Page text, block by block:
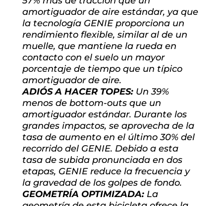
amortiguador de aire estándar, ya que
la tecnología GENIE proporciona un
rendimiento flexible, similar al de un
muelle, que mantiene la rueda en
contacto con el suelo un mayor
porcentaje de tiempo que un típico
amortiguador de aire.
ADIÓS A HACER TOPES:Un 39%
menos de bottom-outs que un
amortiguador estándar. Durante los
grandes impactos, se aprovecha de la
tasa de aumento en el último 30% del
recorrido del GENIE. Debido a esta
tasa de subida pronunciada en dos
etapas, GENIE reduce la frecuencia y
la gravedad de los golpes de fondo.
GEOMETRÍA OPTIMIZADA:La